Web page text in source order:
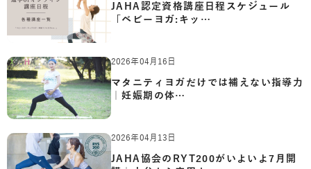
JAHA認定資格講座日程スケジュール
「ベビーヨガ:キッ…
2026年04月16日
マタニティヨガだけでは補えない指導力
｜妊娠期の体…
2026年04月13日
JAHA協会のRYT200がいよいよ7月開